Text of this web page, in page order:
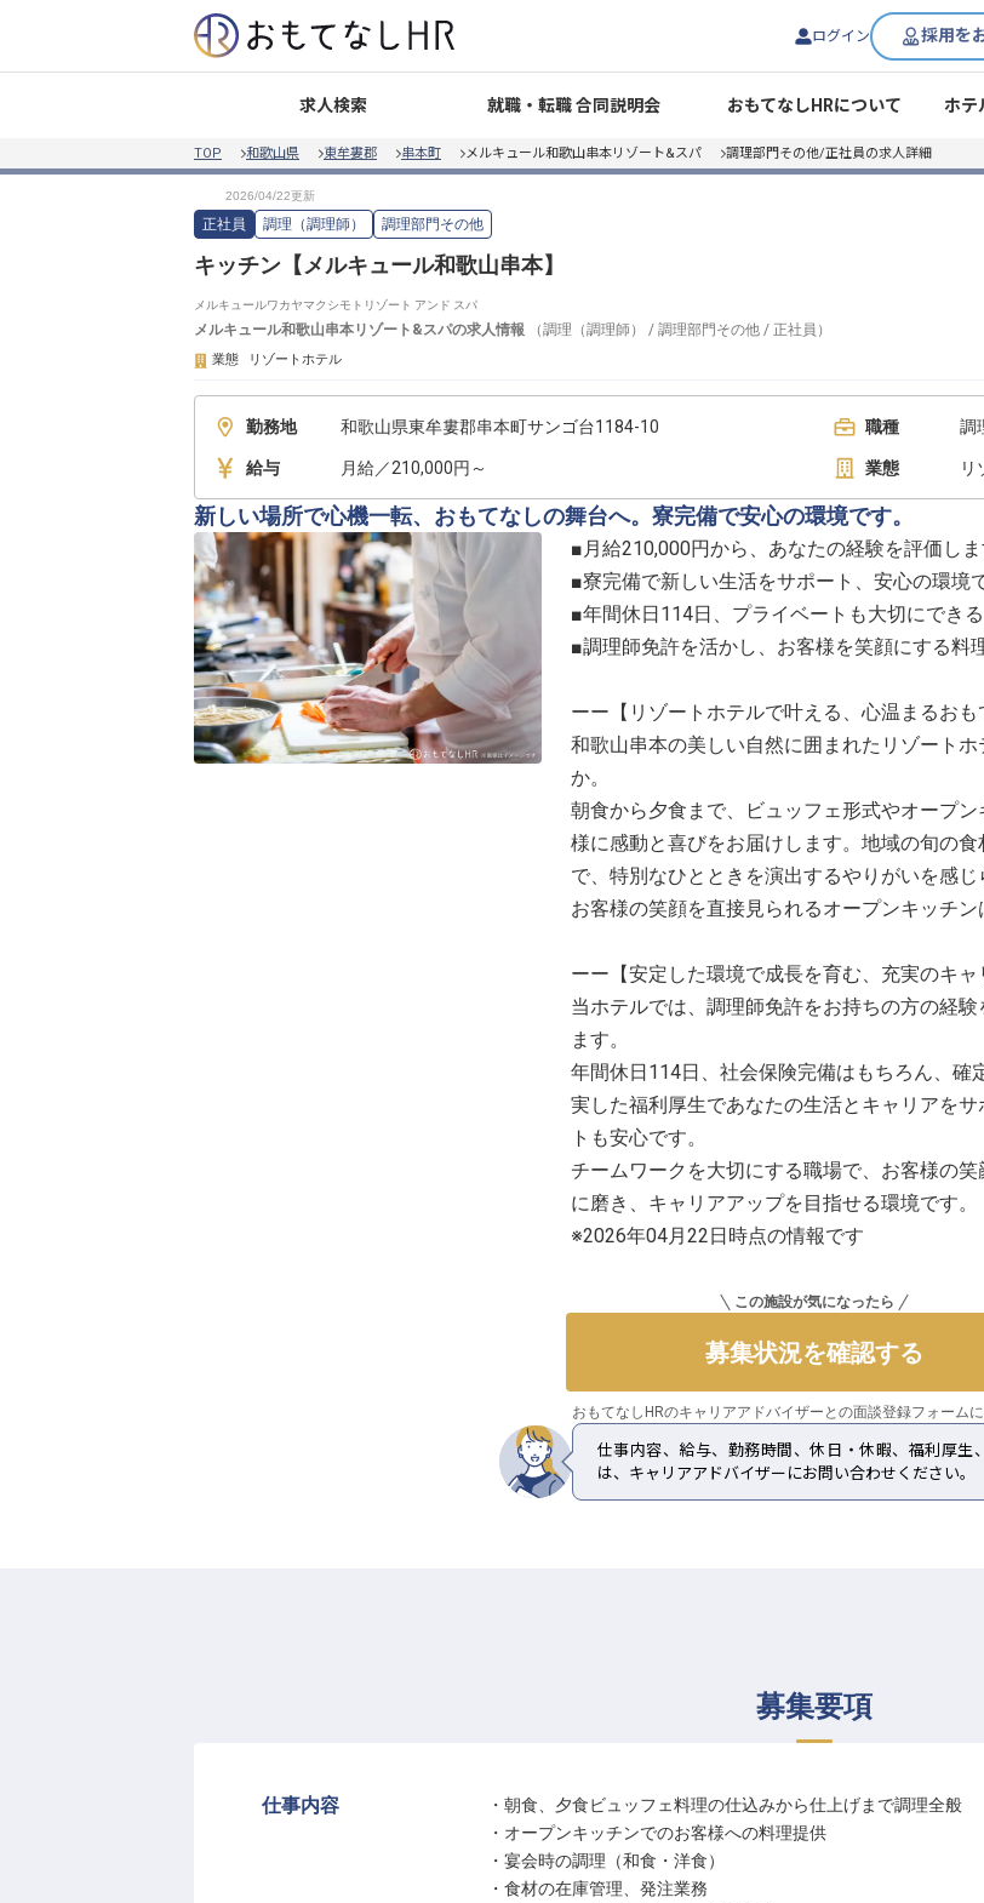
ログイン 採用を
求人検索 就職・転職 合同説明会 おもてなしHRについて ホテ
TOP 和歌山県 東牟婁郡 串本町 メルキュール和歌山串本リゾート&スパ 調理部門その他/正社員の求人詳細
正社員 調理（調理師） 調理部門その他
キッチン【メルキュール和歌山串本】
メルキュールワカヤマクシモトリゾート アンド スパ
メルキュール和歌山串本リゾート&スパの求人情報 （調理（調理師） / 調理部門その他 / 正社員 ）
業態 リゾートホテル
勤務地 和歌山県東牟婁郡串本町サンゴ台1184-10 職種 調
給与 月給／210,000円～ 業態 リ
新しい場所で心機一転、おもてなしの舞台へ。寮完備で安心の環境です。
■月給210,000円から、あなたの経験を評価し
■寮完備で新しい生活をサポート、安心の環境
■年間休日114日、プライベートも大切にできる
■調理師免許を活かし、お客様を笑顔にする料
ーー【リゾートホテルで叶える、心温まるおも
和歌山串本の美しい自然に囲まれたリゾート
か。
朝食から夕食まで、ビュッフェ形式やオープ
様に感動と喜びをお届けします。地域の旬の
で、特別なひとときを演出するやりがいを感じ
お客様の笑顔を直接見られるオープンキッチン
ーー【安定した環境で成長を育む、充実のキャ
当ホテルでは、調理師免許をお持ちの方の経
ます。
年間休日114日、社会保険完備はもちろん、
実した福利厚生であなたの生活とキャリアを
トも安心です。
チームワークを大切にする職場で、お客様の
に磨き、キャリアアップを目指せる環境です。
※2026年04月22日時点の情報です
この施設が気になったら
募集状況を確認する
おもてなしHRのキャリアアドバイザーとの面談登録フォームに
仕事内容、給与、勤務時間、休日・休暇、福利厚生
は、キャリアアドバイザーにお問い合わせください。
募集要項
仕事内容
・朝食、夕食ビュッフェ料理の仕込みから仕上げまで調理全般
・オープンキッチンでのお客様への料理提供
・宴会時の調理（和食・洋食）
・食材の在庫管理、発注業務